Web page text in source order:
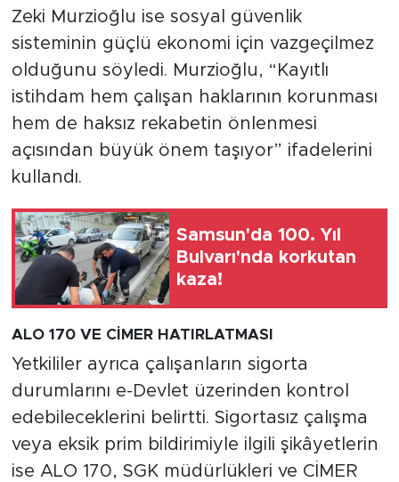
Zeki Murzioğlu ise sosyal güvenlik
sisteminin güçlü ekonomi için vazgeçilmez
olduğunu söyledi. Murzioğlu, “Kayıtlı
istihdam hem çalışan haklarının korunması
hem de haksız rekabetin önlenmesi
açısından büyük önem taşıyor” ifadelerini
kullandı.
Samsun'da 100. Yıl
Bulvarı'nda korkutan
kaza!
ALO 170 VE CİMER HATIRLATMASI
Yetkililer ayrıca çalışanların sigorta
durumlarını e-Devlet üzerinden kontrol
edebileceklerini belirtti. Sigortasız çalışma
veya eksik prim bildirimiyle ilgili şikâyetlerin
ise ALO 170, SGK müdürlükleri ve CİMER